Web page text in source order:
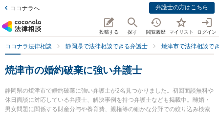
ココナラへ 弁護士の方はこちら
投稿する 探す 閲覧履歴 マイリスト ログイン
ココナラ法律相談 静岡県で法律相談できる弁護士 焼津市で法律相談で
焼津市の婚約破棄に強い弁護士
静岡県の焼津市で婚約破棄に強い弁護士が2名見つかりました。初回面談無料や
休日面談に対応している弁護士、解決事例を持つ弁護士なども掲載中。離婚・
男女問題に関係する財産分与や養育費、親権等の細かな分野での絞り込み検索